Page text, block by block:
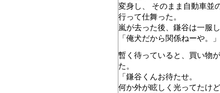
変身し、 そのまま自動車並
行って仕舞った。
嵐が去った後、鎌谷は一服
「俺犬だから関係ねーや。」
暫く待っていると、買い物
た。
「鎌谷くんお待たせ。
何か外が眩しく光ってたけ